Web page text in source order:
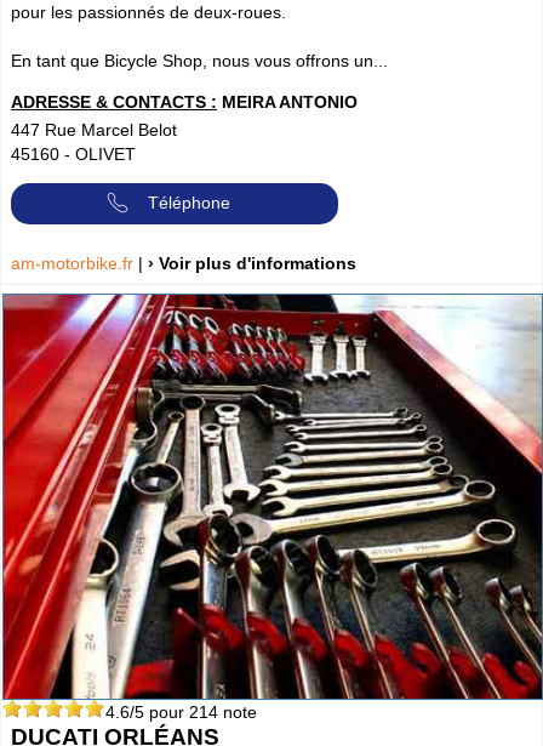
pour les passionnés de deux-roues.
En tant que Bicycle Shop, nous vous offrons un...
ADRESSE & CONTACTS : MEIRA ANTONIO
447 Rue Marcel Belot
45160 - OLIVET
Téléphone
am-motorbike.fr | › Voir plus d'informations
4.6/5 pour 214 note
DUCATI ORLÉANS